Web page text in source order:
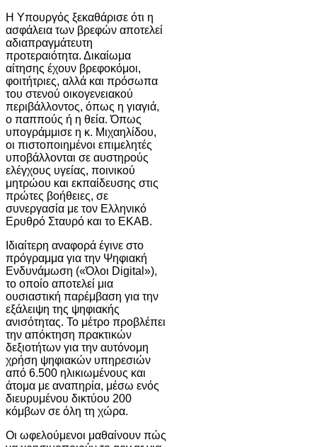
Η Υπουργός ξεκαθάρισε ότι η
ασφάλεια των βρεφών αποτελεί
αδιαπραγμάτευτη
προτεραιότητα. Δικαίωμα
αίτησης έχουν βρεφοκόμοι,
φοιτήτριες, αλλά και πρόσωπα
του στενού οικογενειακού
περιβάλλοντος, όπως η γιαγιά,
ο παππούς ή η θεία. Όπως
υπογράμμισε η κ. Μιχαηλίδου,
οι πιστοποιημένοι επιμελητές
υποβάλλονται σε αυστηρούς
ελέγχους υγείας, ποινικού
μητρώου και εκπαίδευσης στις
πρώτες βοήθειες, σε
συνεργασία με τον Ελληνικό
Ερυθρό Σταυρό και το ΕΚΑΒ.
Ιδιαίτερη αναφορά έγινε στο
πρόγραμμα για την Ψηφιακή
Ενδυνάμωση («Όλοι Digital»),
το οποίο αποτελεί μια
ουσιαστική παρέμβαση για την
εξάλειψη της ψηφιακής
ανισότητας. Το μέτρο προβλέπει
την απόκτηση πρακτικών
δεξιοτήτων για την αυτόνομη
χρήση ψηφιακών υπηρεσιών
από 6.500 ηλικιωμένους και
άτομα με αναπηρία, μέσω ενός
διευρυμένου δικτύου 200
κόμβων σε όλη τη χώρα.
Οι ωφελούμενοι μαθαίνουν πώς